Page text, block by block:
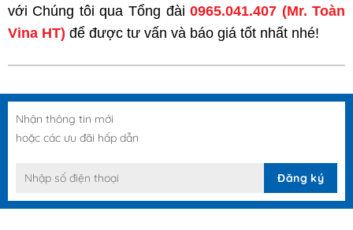
với Chúng tôi qua Tổng đài0965.041.407 (Mr. Toàn
Vina HT) để được tư vấn và báo giá tốt nhất nhé!
Nhận thông tin mới
hoặc các ưu đãi hấp dẫn